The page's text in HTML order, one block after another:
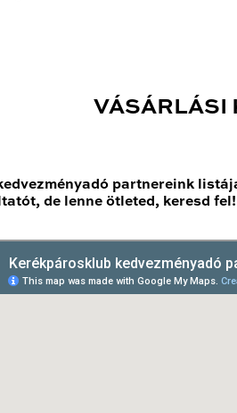
VÁSÁRLÁSI
partnereink
de lenne ötleted, keresd